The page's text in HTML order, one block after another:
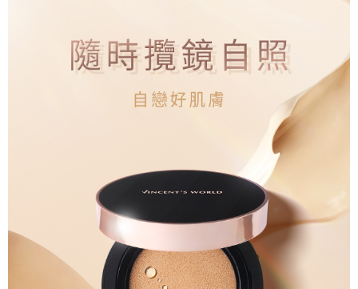
１．透過由恩沛科技股份有限公司提供之「AFTEE先享後付」服務完成之交
易，需依本服務之必要範圍內提供個人資料，並將交易相關給付款項請求債
２．關於個人資料處理事宜，請瀏覽以下網址：
https://aftee.tw/terms/#terms3
３．未成年的使用者請事先徵得法定代理人或監護人之同意方可使用
「AFTEE先享後付」，若未經同意申辦者引起之損失，本公司不負相關責
４．使用「AFTEE先享後付」時，將依據個別帳號之用戶狀況，依本公司即
時審查核予不同之上限額度；若仍有額度不足之情形，本公司將視審查結果
請求用戶進行身份認證。
５．嚴禁一人註冊多個帳號或使用他人資訊註冊。若發現惡意使用之情形，
恩沛科技股份有限公司將有權停止該用戶之使用額度並採取法律行動。
每筆NT$80，滿NT$1,500(含以上)免運費
每筆NT$80，滿NT$1,500(含以上)免運費
每筆NT$80，滿NT$1,500(含以上)免運費
新馬專屬 滿額免運！